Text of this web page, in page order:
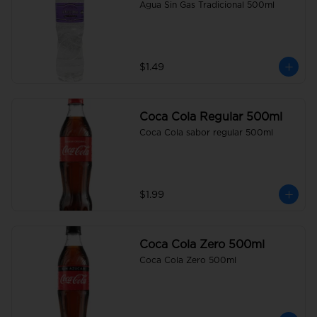
Agua Sin Gas Tradicional 500ml
$1.49
Coca Cola Regular 500ml
Coca Cola sabor regular 500ml
$1.99
Coca Cola Zero 500ml
Coca Cola Zero 500ml